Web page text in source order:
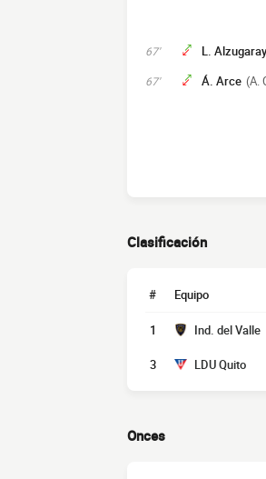
67' L. Alzugaray
67' Á. Arce (A.
Clasificación
# Equipo
1 Ind. del Valle
3 LDU Quito
Onces